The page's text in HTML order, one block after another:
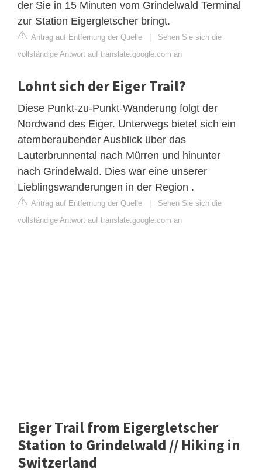
der Sie in 15 Minuten vom Grindelwald Terminal
zur Station Eigergletscher bringt.
Antrag auf Entfernung der Quelle
Sehen Sie sich die
vollständige Antwort auf translate.google.com an
Lohnt sich der Eiger Trail?
Diese Punkt-zu-Punkt-Wanderung folgt der
Nordwand des Eiger. Unterwegs bietet sich ein
atemberaubender Ausblick über das
Lauterbrunnental nach Mürren und hinunter
nach Grindelwald. Dies war eine unserer
Lieblingswanderungen in der Region .
Antrag auf Entfernung der Quelle
Sehen Sie sich die
vollständige Antwort auf translate.google.com an
Eiger Trail from Eigergletscher
Station to Grindelwald // Hiking in
Switzerland